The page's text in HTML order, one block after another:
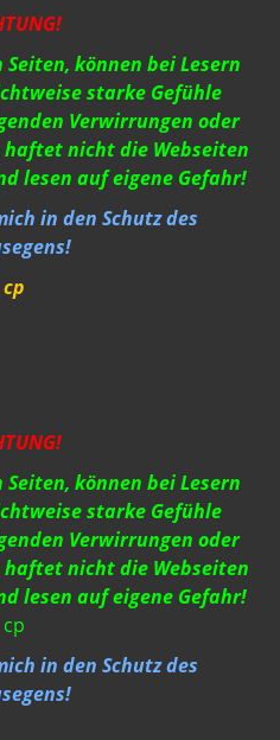
können bei Lesern
starke Gefühle
Verwirrungen oder
nicht die Webseiten
lesen auf eigene Gefahr!
in den Schutz des
cp
können bei Lesern
starke Gefühle
Verwirrungen oder
nicht die Webseiten
lesen auf eigene Gefahr!
cp
in den Schutz des